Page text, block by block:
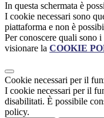
In questa schermata è
I cookie necessari sono
piattaforma e non è
Per conoscere quali sono
visionare la COOKIE
Cookie necessari per il
I cookie necessari per il
disabilitati. È possibile
policy.